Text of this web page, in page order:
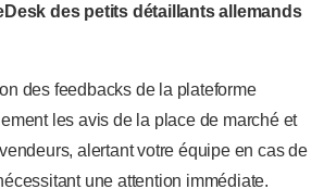
des petits détaillants allemands
des feedbacks de la plateforme
les avis de la place de marché et
alertant votre équipe en cas de
une attention immédiate.